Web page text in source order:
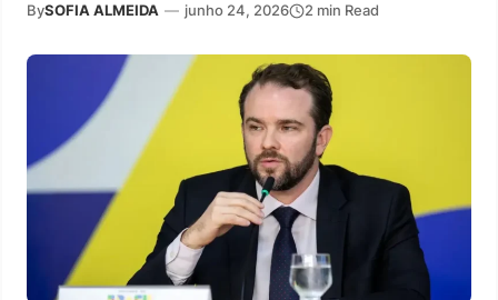
BySOFIA ALMEIDA — junho 24, 2026 2 min Read